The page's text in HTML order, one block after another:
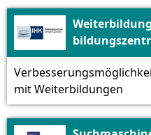
mit Weiterbildungen